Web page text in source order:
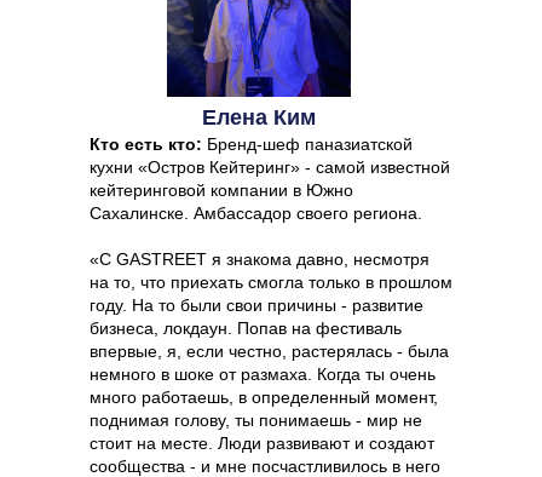
Кто есть кто: Бренд-шеф паназиатской
кухни «Остров Кейтеринг» - самой известной
кейтеринговой компании в Южно
Сахалинске. Амбассадор своего региона.
«С GASTREET я знакома давно, несмотря
на то, что приехать смогла только в прошлом
году. На то были свои причины - развитие
бизнеса, локдаун. Попав на фестиваль
впервые, я, если честно, растерялась - была
немного в шоке от размаха. Когда ты очень
много работаешь, в определенный момент,
поднимая голову, ты понимаешь - мир не
стоит на месте. Люди развивают и создают
сообщества - и мне посчастливилось в него
Елена Ким